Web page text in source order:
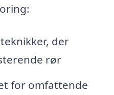
der
rør
for omfattende